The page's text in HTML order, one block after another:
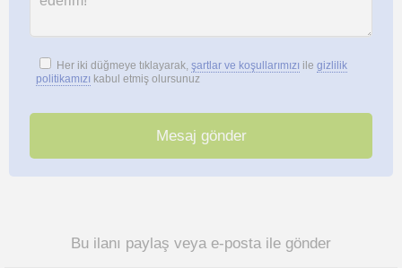
Her iki düğmeye tıklayarak, şartlar ve koşullarımızı ile gizlilik
politikamızı kabul etmiş olursunuz
Bu ilanı paylaş veya e-posta ile gönder